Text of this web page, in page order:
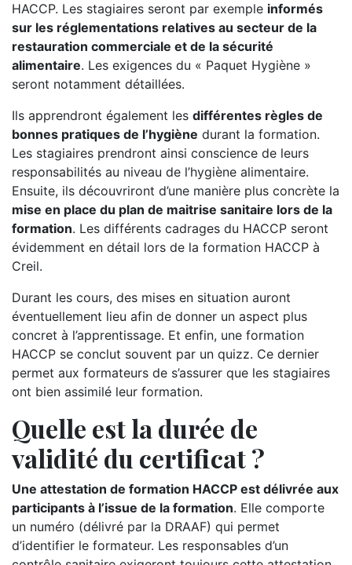
HACCP. Les stagiaires seront par exemple informés
sur les réglementations relatives au secteur de la
restauration commerciale et de la sécurité
alimentaire. Les exigences du « Paquet Hygiène »
seront notamment détaillées.
Ils apprendront également les différentes règles de
bonnes pratiques de l’hygiène durant la formation.
Les stagiaires prendront ainsi conscience de leurs
responsabilités au niveau de l’hygiène alimentaire.
Ensuite, ils découvriront d’une manière plus concrète la
mise en place du plan de maitrise sanitaire lors de la
formation. Les différents cadrages du HACCP seront
évidemment en détail lors de la formation HACCP à
Creil.
Durant les cours, des mises en situation auront
éventuellement lieu afin de donner un aspect plus
concret à l’apprentissage. Et enfin, une formation
HACCP se conclut souvent par un quizz. Ce dernier
permet aux formateurs de s’assurer que les stagiaires
ont bien assimilé leur formation.
Quelle est la durée de
validité du certificat ?
Une attestation de formation HACCP est délivrée aux
participants à l’issue de la formation. Elle comporte
un numéro (délivré par la DRAAF) qui permet
d’identifier le formateur. Les responsables d’un